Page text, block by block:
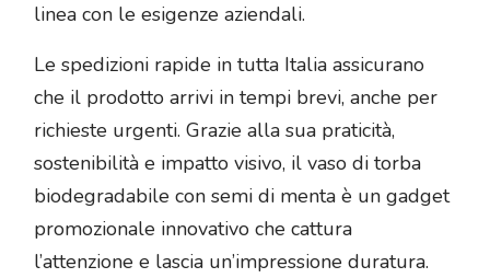
linea con le esigenze aziendali.
Le spedizioni rapide in tutta Italia assicurano
che il prodotto arrivi in tempi brevi, anche per
richieste urgenti. Grazie alla sua praticità,
sostenibilità e impatto visivo, il vaso di torba
biodegradabile con semi di menta è un gadget
promozionale innovativo che cattura
l’attenzione e lascia un’impressione duratura.